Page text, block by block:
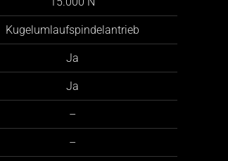
Kugelumlaufspindelantrieb
Ja
Ja
–
–